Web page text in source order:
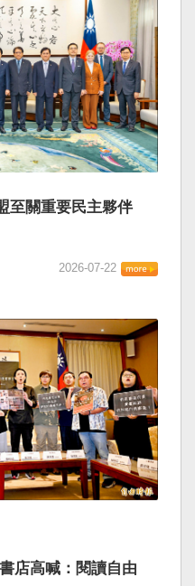
至關重要民主夥伴
2026-07-22
店高喊：閱讀自由